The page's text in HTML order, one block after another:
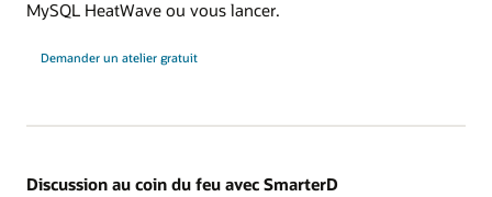
MySQL HeatWave ou vous lancer.
Demander un atelier gratuit
Discussion au coin du feu avec SmarterD